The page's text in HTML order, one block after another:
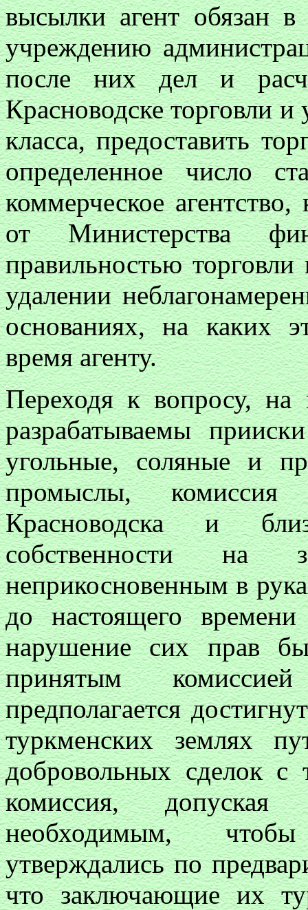
высылки агент обязан
учреждению
после них дел и
Красноводске торговли
класса, предоставить
определенное число
коммерческое
от Министерства
правильностью
удалении
основаниях, на каких
время агенту.
Переходя к вопросу, на
разрабатываемы
угольные, соляные и
промыслы,
Красноводска и
собственности на
неприкосновенным в
до настоящего
нарушение сих прав
принятым
предполагается
туркменских землях
добровольных сделок с
комиссия, допуская
необходимым,
утверждались по
что заключающие их